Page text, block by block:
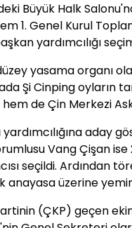
Büyük Halk
1. Genel Kurul
yardımcılığı
yasama organı
Şi Cinping oyların
de Çin Merkezi
aday
Vang Çişan
seçildi. Ardından
anayasa üzerine
(ÇKP) geçen